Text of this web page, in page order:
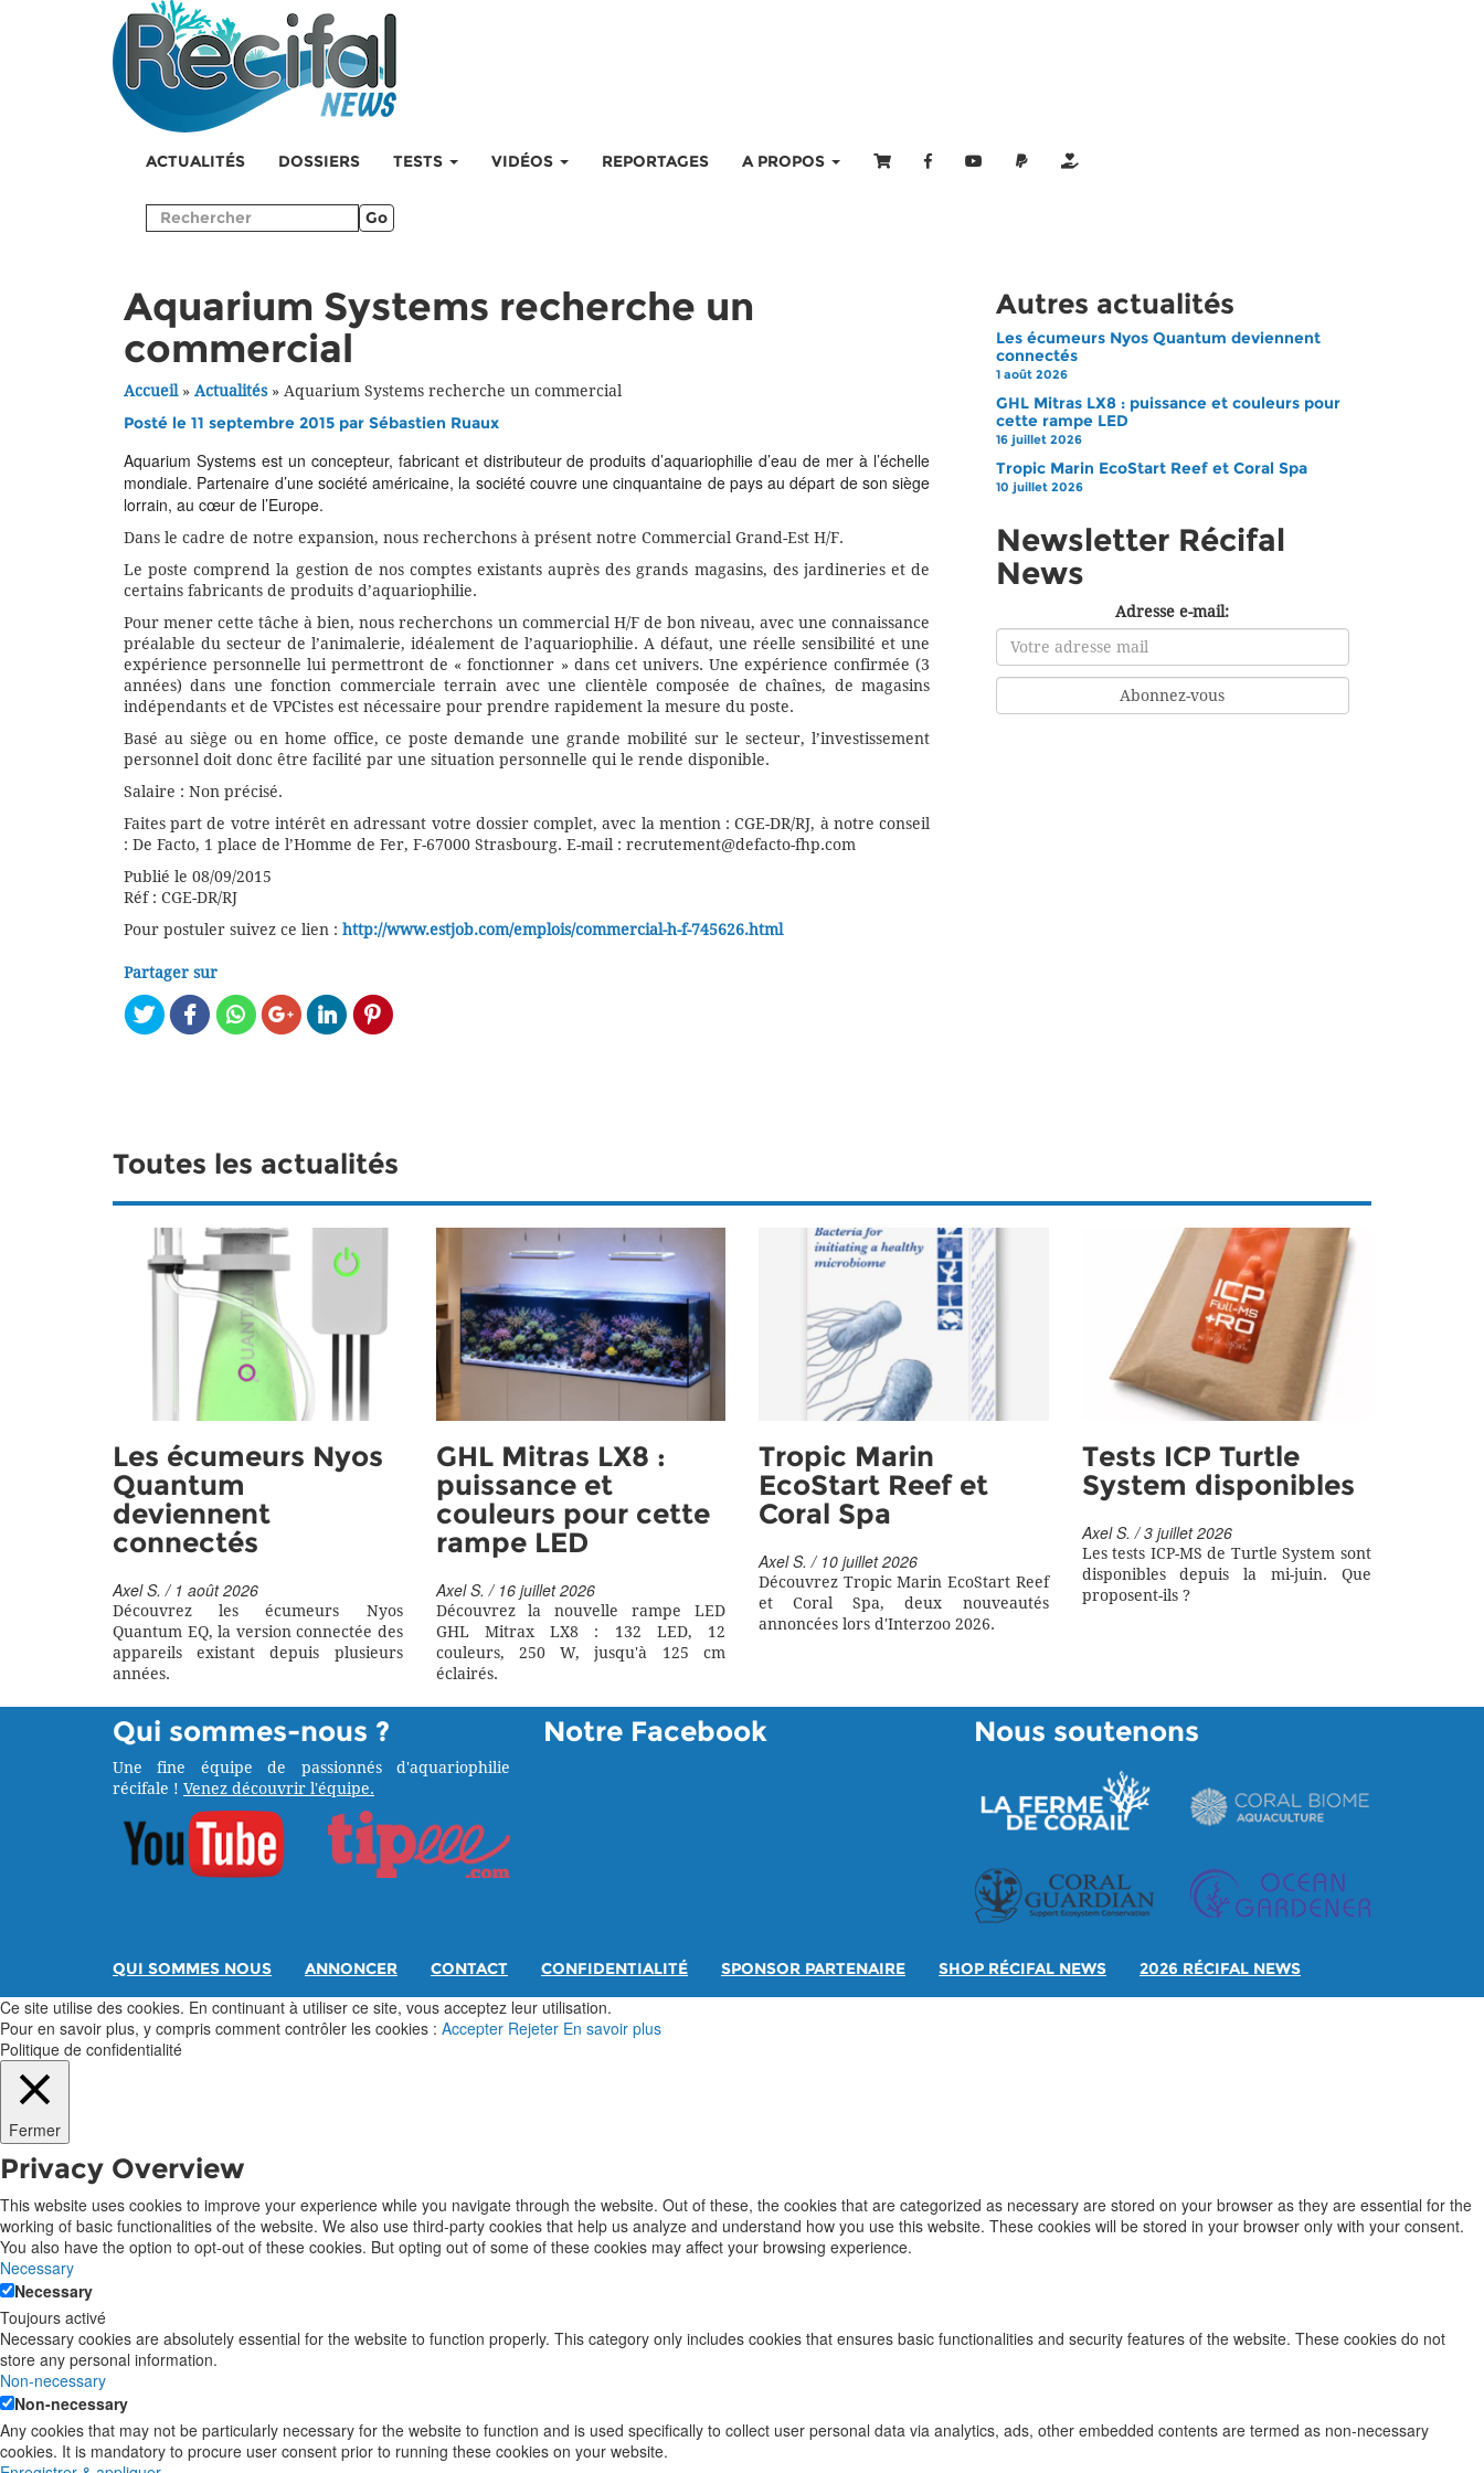
ACTUALITÉS DOSSIERS TESTS VIDÉOS REPORTAGES A PROPOS
Go
Aquarium Systems recherche un
commercial
Accueil» Actualités» Aquarium Systems recherche un commercial
Posté le 11 septembre 2015 par Sébastien Ruaux
Aquarium Systems est un concepteur, fabricant et distributeur de produits d’aquariophilie d’eau de mer à l’échelle
mondiale. Partenaire d’une société américaine, la société couvre une cinquantaine de pays au départ de son siège
lorrain, au cœur de l’Europe.
Dans le cadre de notre expansion, nous recherchons à présent notre Commercial Grand-Est H/F.
Le poste comprend la gestion de nos comptes existants auprès des grands magasins, des jardineries et de
certains fabricants de produits d’aquariophilie.
Pour mener cette tâche à bien, nous recherchons un commercial H/F de bon niveau, avec une connaissance
préalable du secteur de l’animalerie, idéalement de l’aquariophilie. A défaut, une réelle sensibilité et une
expérience personnelle lui permettront de « fonctionner » dans cet univers. Une expérience confirmée (3
années) dans une fonction commerciale terrain avec une clientèle composée de chaînes, de magasins
indépendants et de VPCistes est nécessaire pour prendre rapidement la mesure du poste.
Basé au siège ou en home office, ce poste demande une grande mobilité sur le secteur, l’investissement
personnel doit donc être facilité par une situation personnelle qui le rende disponible.
Salaire : Non précisé.
Faites part de votre intérêt en adressant votre dossier complet, avec la mention : CGE-DR/RJ, à notre conseil
: De Facto, 1 place de l’Homme de Fer, F-67000 Strasbourg. E-mail : recrutement@defacto-fhp.com
Publié le 08/09/2015
Réf : CGE-DR/RJ
Pour postuler suivez ce lien : http://www.estjob.com/emplois/commercial-h-f-745626.html
Partager sur
Autres actualités
Les écumeurs Nyos Quantum deviennent
connectés
1 août 2026
GHL Mitras LX8 : puissance et couleurs pour
cette rampe LED
16 juillet 2026
Tropic Marin EcoStart Reef et Coral Spa
10 juillet 2026
Newsletter Récifal
News
Adresse e-mail:
Toutes les actualités
Les écumeurs Nyos
Quantum
deviennent
connectés
Axel S. / 1 août 2026
Découvrez les écumeurs Nyos
Quantum EQ, la version connectée des
appareils existant depuis plusieurs
années.
GHL Mitras LX8 :
puissance et
couleurs pour cette
rampe LED
Axel S. / 16 juillet 2026
Découvrez la nouvelle rampe LED
GHL Mitrax LX8 : 132 LED, 12
couleurs, 250 W, jusqu'à 125 cm
éclairés.
Tropic Marin
EcoStart Reef et
Coral Spa
Axel S. / 10 juillet 2026
Découvrez Tropic Marin EcoStart Reef
et Coral Spa, deux nouveautés
annoncées lors d'Interzoo 2026.
Tests ICP Turtle
System disponibles
Axel S. / 3 juillet 2026
Les tests ICP-MS de Turtle System sont
disponibles depuis la mi-juin. Que
proposent-ils ?
Qui sommes-nous ?
Une fine équipe de passionnés d'aquariophilie
récifale ! Venez découvrir l'équipe.
Notre Facebook Nous soutenons
QUI SOMMES NOUS ANNONCER CONTACT CONFIDENTIALITÉ SPONSOR PARTENAIRE SHOP RÉCIFAL NEWS 2026 RÉCIFAL NEWS
Ce site utilise des cookies. En continuant à utiliser ce site, vous acceptez leur utilisation.
Pour en savoir plus, y compris comment contrôler les cookies : Accepter Rejeter En savoir plus
Politique de confidentialité
Fermer
Privacy Overview
This website uses cookies to improve your experience while you navigate through the website. Out of these, the cookies that are categorized as necessary are stored on your browser as they are essential for the
working of basic functionalities of the website. We also use third-party cookies that help us analyze and understand how you use this website. These cookies will be stored in your browser only with your consent.
You also have the option to opt-out of these cookies. But opting out of some of these cookies may affect your browsing experience.
Necessary
Necessary
Toujours activé
Necessary cookies are absolutely essential for the website to function properly. This category only includes cookies that ensures basic functionalities and security features of the website. These cookies do not
store any personal information.
Non-necessary
Non-necessary
Any cookies that may not be particularly necessary for the website to function and is used specifically to collect user personal data via analytics, ads, other embedded contents are termed as non-necessary
cookies. It is mandatory to procure user consent prior to running these cookies on your website.